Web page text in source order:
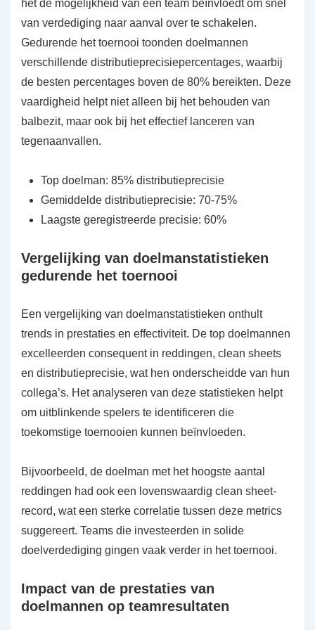
het de mogelijkheid van een team beïnvloedt om snel
van verdediging naar aanval over te schakelen.
Gedurende het toernooi toonden doelmannen
verschillende distributieprecisiepercentages, waarbij
de besten percentages boven de 80% bereikten. Deze
vaardigheid helpt niet alleen bij het behouden van
balbezit, maar ook bij het effectief lanceren van
tegenaanvallen.
Top doelman: 85% distributieprecisie
Gemiddelde distributieprecisie: 70-75%
Laagste geregistreerde precisie: 60%
Vergelijking van doelmanstatistieken
gedurende het toernooi
Een vergelijking van doelmanstatistieken onthult
trends in prestaties en effectiviteit. De top doelmannen
excelleerden consequent in reddingen, clean sheets
en distributieprecisie, wat hen onderscheidde van hun
collega’s. Het analyseren van deze statistieken helpt
om uitblinkende spelers te identificeren die
toekomstige toernooien kunnen beïnvloeden.
Bijvoorbeeld, de doelman met het hoogste aantal
reddingen had ook een lovenswaardig clean sheet-
record, wat een sterke correlatie tussen deze metrics
suggereert. Teams die investeerden in solide
doelverdediging gingen vaak verder in het toernooi.
Impact van de prestaties van
doelmannen op teamresultaten